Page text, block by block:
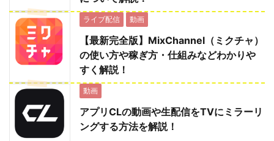
ライブ配信 動画
【最新完全版】MixChannel（ミクチャ）
の使い方や稼ぎ方・仕組みなどわかりや
すく解説！
動画
アプリCLの動画や生配信をTVにミラーリ
ングする方法を解説！